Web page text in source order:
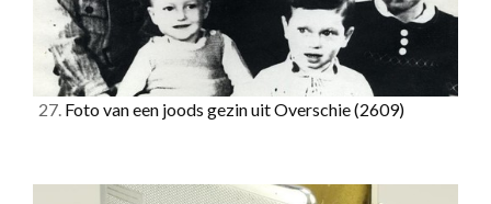
27. Foto van een joods gezin uit Overschie(2609)